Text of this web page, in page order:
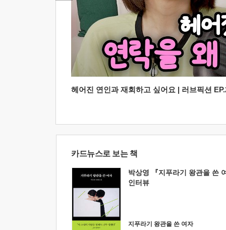
헤어진 연인과 재회하고 싶어요 | 러브픽션
카드뉴스로 보는 책
박상영 『지푸라기 왕관을 쓴
인터뷰
지푸라기 왕관을 쓴 여자